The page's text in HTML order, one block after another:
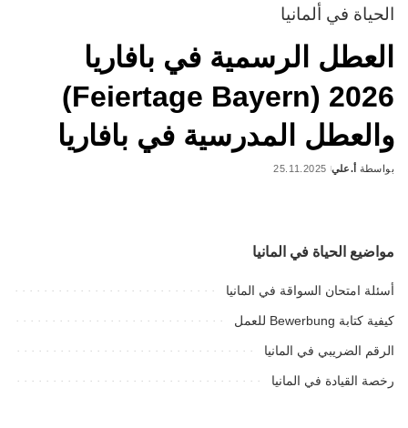
الحياة في ألمانيا
العطل الرسمية في بافاريا
2026 (Feiertage Bayern)
والعطل المدرسية في بافاريا
Posted
بواسطة أ.علي 25.11.2025
مواضيع الحياة في المانيا
أسئلة امتحان السواقة في المانيا
كيفية كتابة Bewerbung للعمل
الرقم الضريبي في المانيا
رخصة القيادة في المانيا